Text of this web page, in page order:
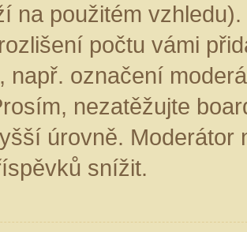
na použitém
počtu vámi
např. označení
nezatěžujte
úrovně. Moderátor
snížit.